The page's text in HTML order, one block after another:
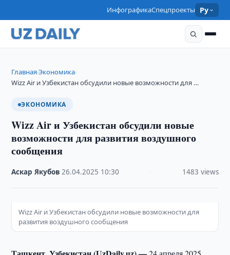
ИнфографикаСпецпроекты Ру
Главная›Экономика›
Wizz Air и Узбекистан обсудили новые возможности для …
ЭКОНОМИКА
Wizz Air и Узбекистан обсудили новые
возможности для развития воздушного
сообщения
Аскар Якубов ·26.04.2025 10:30 1483 views
Wizz Air и Узбекистан обсудили новые возможности для
развития воздушного сообщения